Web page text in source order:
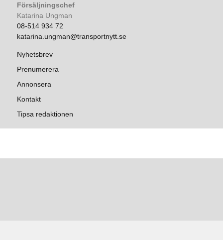
Försäljningschef
Katarina Ungman
08-514 934 72
katarina.ungman@transportnytt.se
Nyhetsbrev
Prenumerera
Annonsera
Kontakt
Tipsa redaktionen